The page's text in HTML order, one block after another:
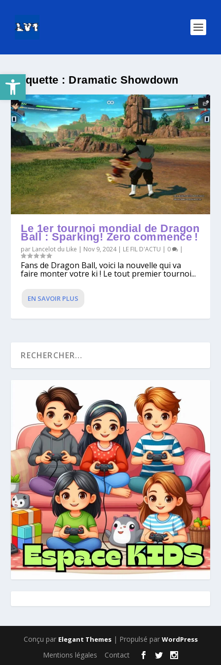
Ouvrir la barre d’outilsÉtiquette : Dramatic Showdown
Le 1er tournoi mondial de Dragon
Ball : Sparking! Zero commence !
par Lancelot du Like | Nov 9, 2024| LE FIL D'ACTU | 0 |
Fans de Dragon Ball, voici la nouvelle qui va
faire monter votre ki ! Le tout premier tournoi...
EN SAVOIR PLUS
Conçu par Elegant Themes| Propulsé par WordPress
Mentions légales Contact